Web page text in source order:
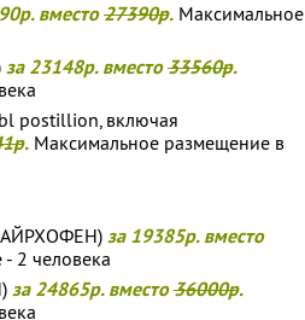
вместо27390р. Максимальное
за 23148р. вместо33560р.
postillion, включая
. Максимальное размещение в
за 19385р. вместо
2 человека
за 24865р. вместо36000р.